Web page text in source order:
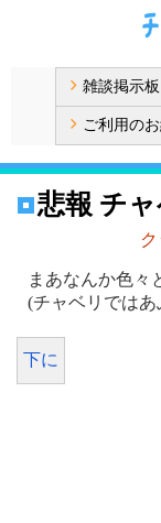
雑談掲示板
ご利用の
悲報 チ
まあなんか色々
(チャベリでは
下に